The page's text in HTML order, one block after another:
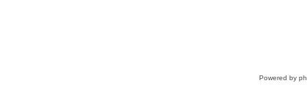
Powered by